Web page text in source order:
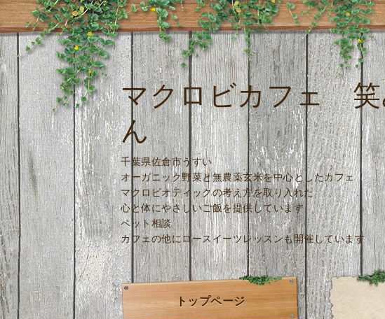
マクロビカフェ 笑
ん
千葉県佐倉市うすい
オーガニック野菜と無農薬玄米を中心としたカフェ
マクロビオティックの考え方を取り入れた
心と体にやさしいご飯を提供しています
ペット相談
カフェの他にロースイーツレッスンも開催しています
トップページ